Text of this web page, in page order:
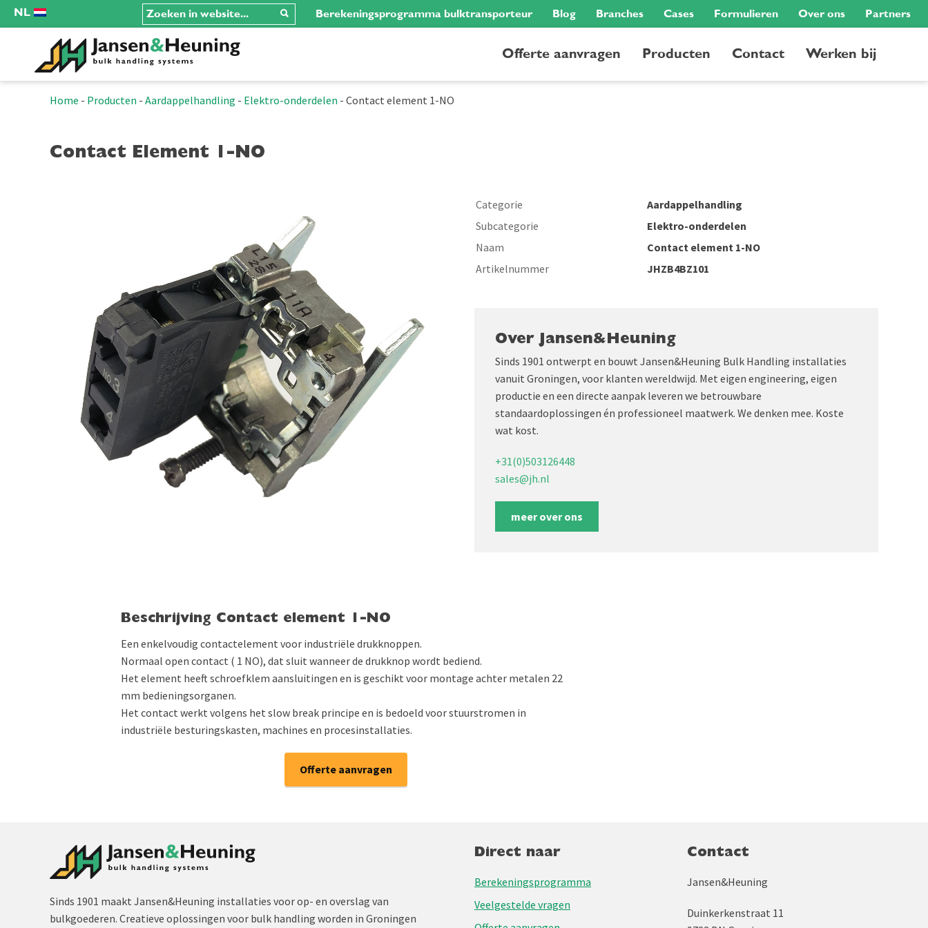
NL Berekeningsprogramma bulktransporteur Blog Branches Cases Formulieren Over ons Partners
Offerte aanvragen Producten Contact Werken bij
Home - Producten - Aardappelhandling - Elektro-onderdelen - Contact element 1-NO
Contact Element 1-NO
Categorie
Aardappelhandling
Subcategorie
Elektro-onderdelen
Naam
Contact element 1-NO
Artikelnummer
JHZB4BZ101
Over Jansen&Heuning
Sinds 1901 ontwerpt en bouwt Jansen&Heuning Bulk Handling installaties
vanuit Groningen, voor klanten wereldwijd. Met eigen engineering, eigen
productie en een directe aanpak leveren we betrouwbare
standaardoplossingen én professioneel maatwerk. We denken mee. Koste
wat kost.
+31(0)503126448
sales@jh.nl
meer over ons
Beschrijving Contact element 1-NO
Een enkelvoudig contactelement voor industriële drukknoppen.
Normaal open contact ( 1 NO), dat sluit wanneer de drukknop wordt bediend.
Het element heeft schroefklem aansluitingen en is geschikt voor montage achter metalen 22
mm bedieningsorganen.
Het contact werkt volgens het slow break principe en is bedoeld voor stuurstromen in
industriële besturingskasten, machines en procesinstallaties.
Offerte aanvragen
Sinds 1901 maakt Jansen&Heuning installaties voor op- en overslag van
bulkgoederen. Creatieve oplossingen voor bulk handling worden in Groningen
Direct naar
Berekeningsprogramma
Veelgestelde vragen
Contact
Jansen&Heuning
Duinkerkenstraat 11